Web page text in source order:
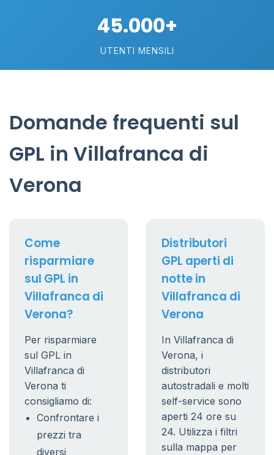
45.000+
UTENTI MENSILI
Domande frequenti sul
GPL in Villafranca di
Verona
Come
risparmiare
sul GPL in
Villafranca di
Verona?
Per risparmiare
sul GPL in
Villafranca di
Verona ti
consigliamo di:
Confrontare i
prezzi tra
diversi
Distributori
GPL aperti di
notte in
Villafranca di
Verona
In Villafranca di
Verona, i
distributori
autostradali e molti
self-service sono
aperti 24 ore su
24. Utilizza i filtri
sulla mappa per